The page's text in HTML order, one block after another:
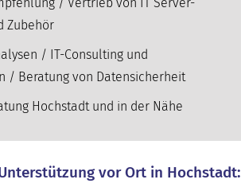
Zubehör
/ IT-Consulting und
/ Beratung von Datensicherheit
Hochstadt und in der Nähe
vor Ort in Hochstadt: